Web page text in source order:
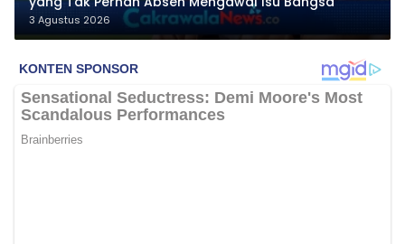
3 Agustus 2026